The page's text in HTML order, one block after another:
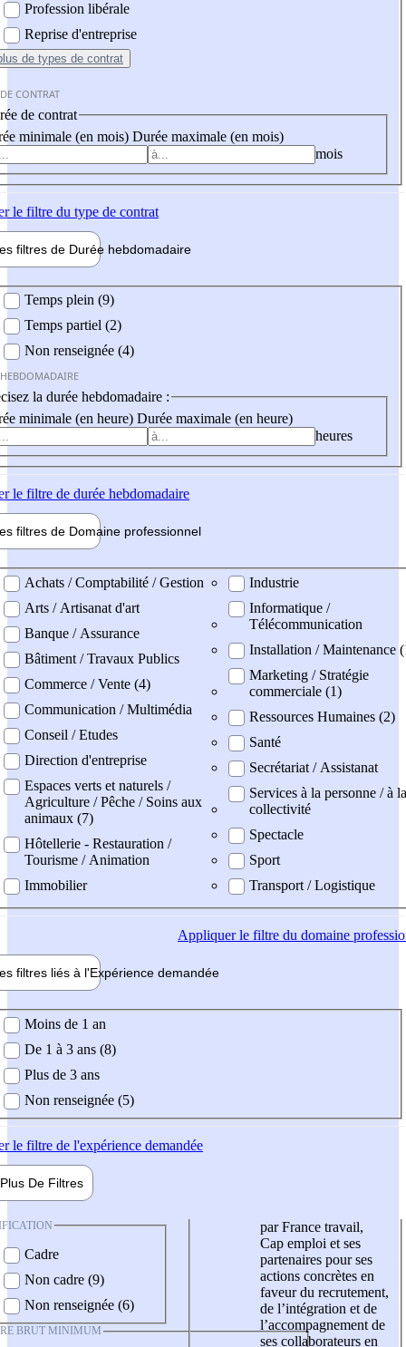
Profession libérale
Reprise d'entreprise
de types de contrat
CONTRAT
de contrat
minimale (en mois) Durée maximale (en mois)
mois
le filtre du type de contrat
filtres de Durée hebdomadaire
Temps plein (9)
Temps partiel (2)
Non renseignée (4)
la durée hebdomadaire :
minimale (en heure) Durée maximale (en heure)
heures
le filtre de durée hebdomadaire
filtres de Domaine professionnel
professionel
Achats / Comptabilité / Gestion
Arts / Artisanat d'art
Banque / Assurance
Bâtiment / Travaux Publics
Commerce / Vente (4)
Communication / Multimédia
Conseil / Etudes
Direction d'entreprise
Espaces verts et naturels /
Agriculture / Pêche / Soins aux
animaux (7)
Hôtellerie - Restauration /
Tourisme / Animation
Immobilier
Industrie
Informatique /
Télécommunication
Installation / Maintenance
Marketing / Stratégie
commerciale (1)
Ressources Humaines (2)
Santé
Secrétariat / Assistanat
Services à la personne / à la
collectivité
Spectacle
Sport
Transport / Logistique
Appliquerle filtre du domaine
filtres liés à l'Expérience demandée
demandée
Moins de 1 an
De 1 à 3 ans (8)
Plus de 3 ans
Non renseignée (5)
le filtre de l'expérience demandée
Plus De Filtres
Cadre
Non cadre (9)
Non renseignée (6)
BRUT MINIMUM
par France travail,
Cap emploi et ses
partenaires pour ses
actions concrètes en
faveur du recrutement,
de l’intégration et de
l’accompagnement de
ses collaborateurs en